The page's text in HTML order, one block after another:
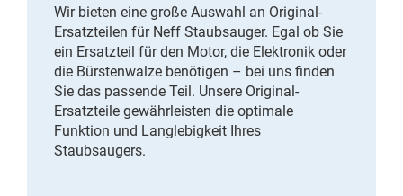
Wir bieten eine große Auswahl an Original-
Ersatzteilen für Neff Staubsauger. Egal ob Sie
ein Ersatzteil für den Motor, die Elektronik oder
die Bürstenwalze benötigen – bei uns finden
Sie das passende Teil. Unsere Original-
Ersatzteile gewährleisten die optimale
Funktion und Langlebigkeit Ihres
Staubsaugers.